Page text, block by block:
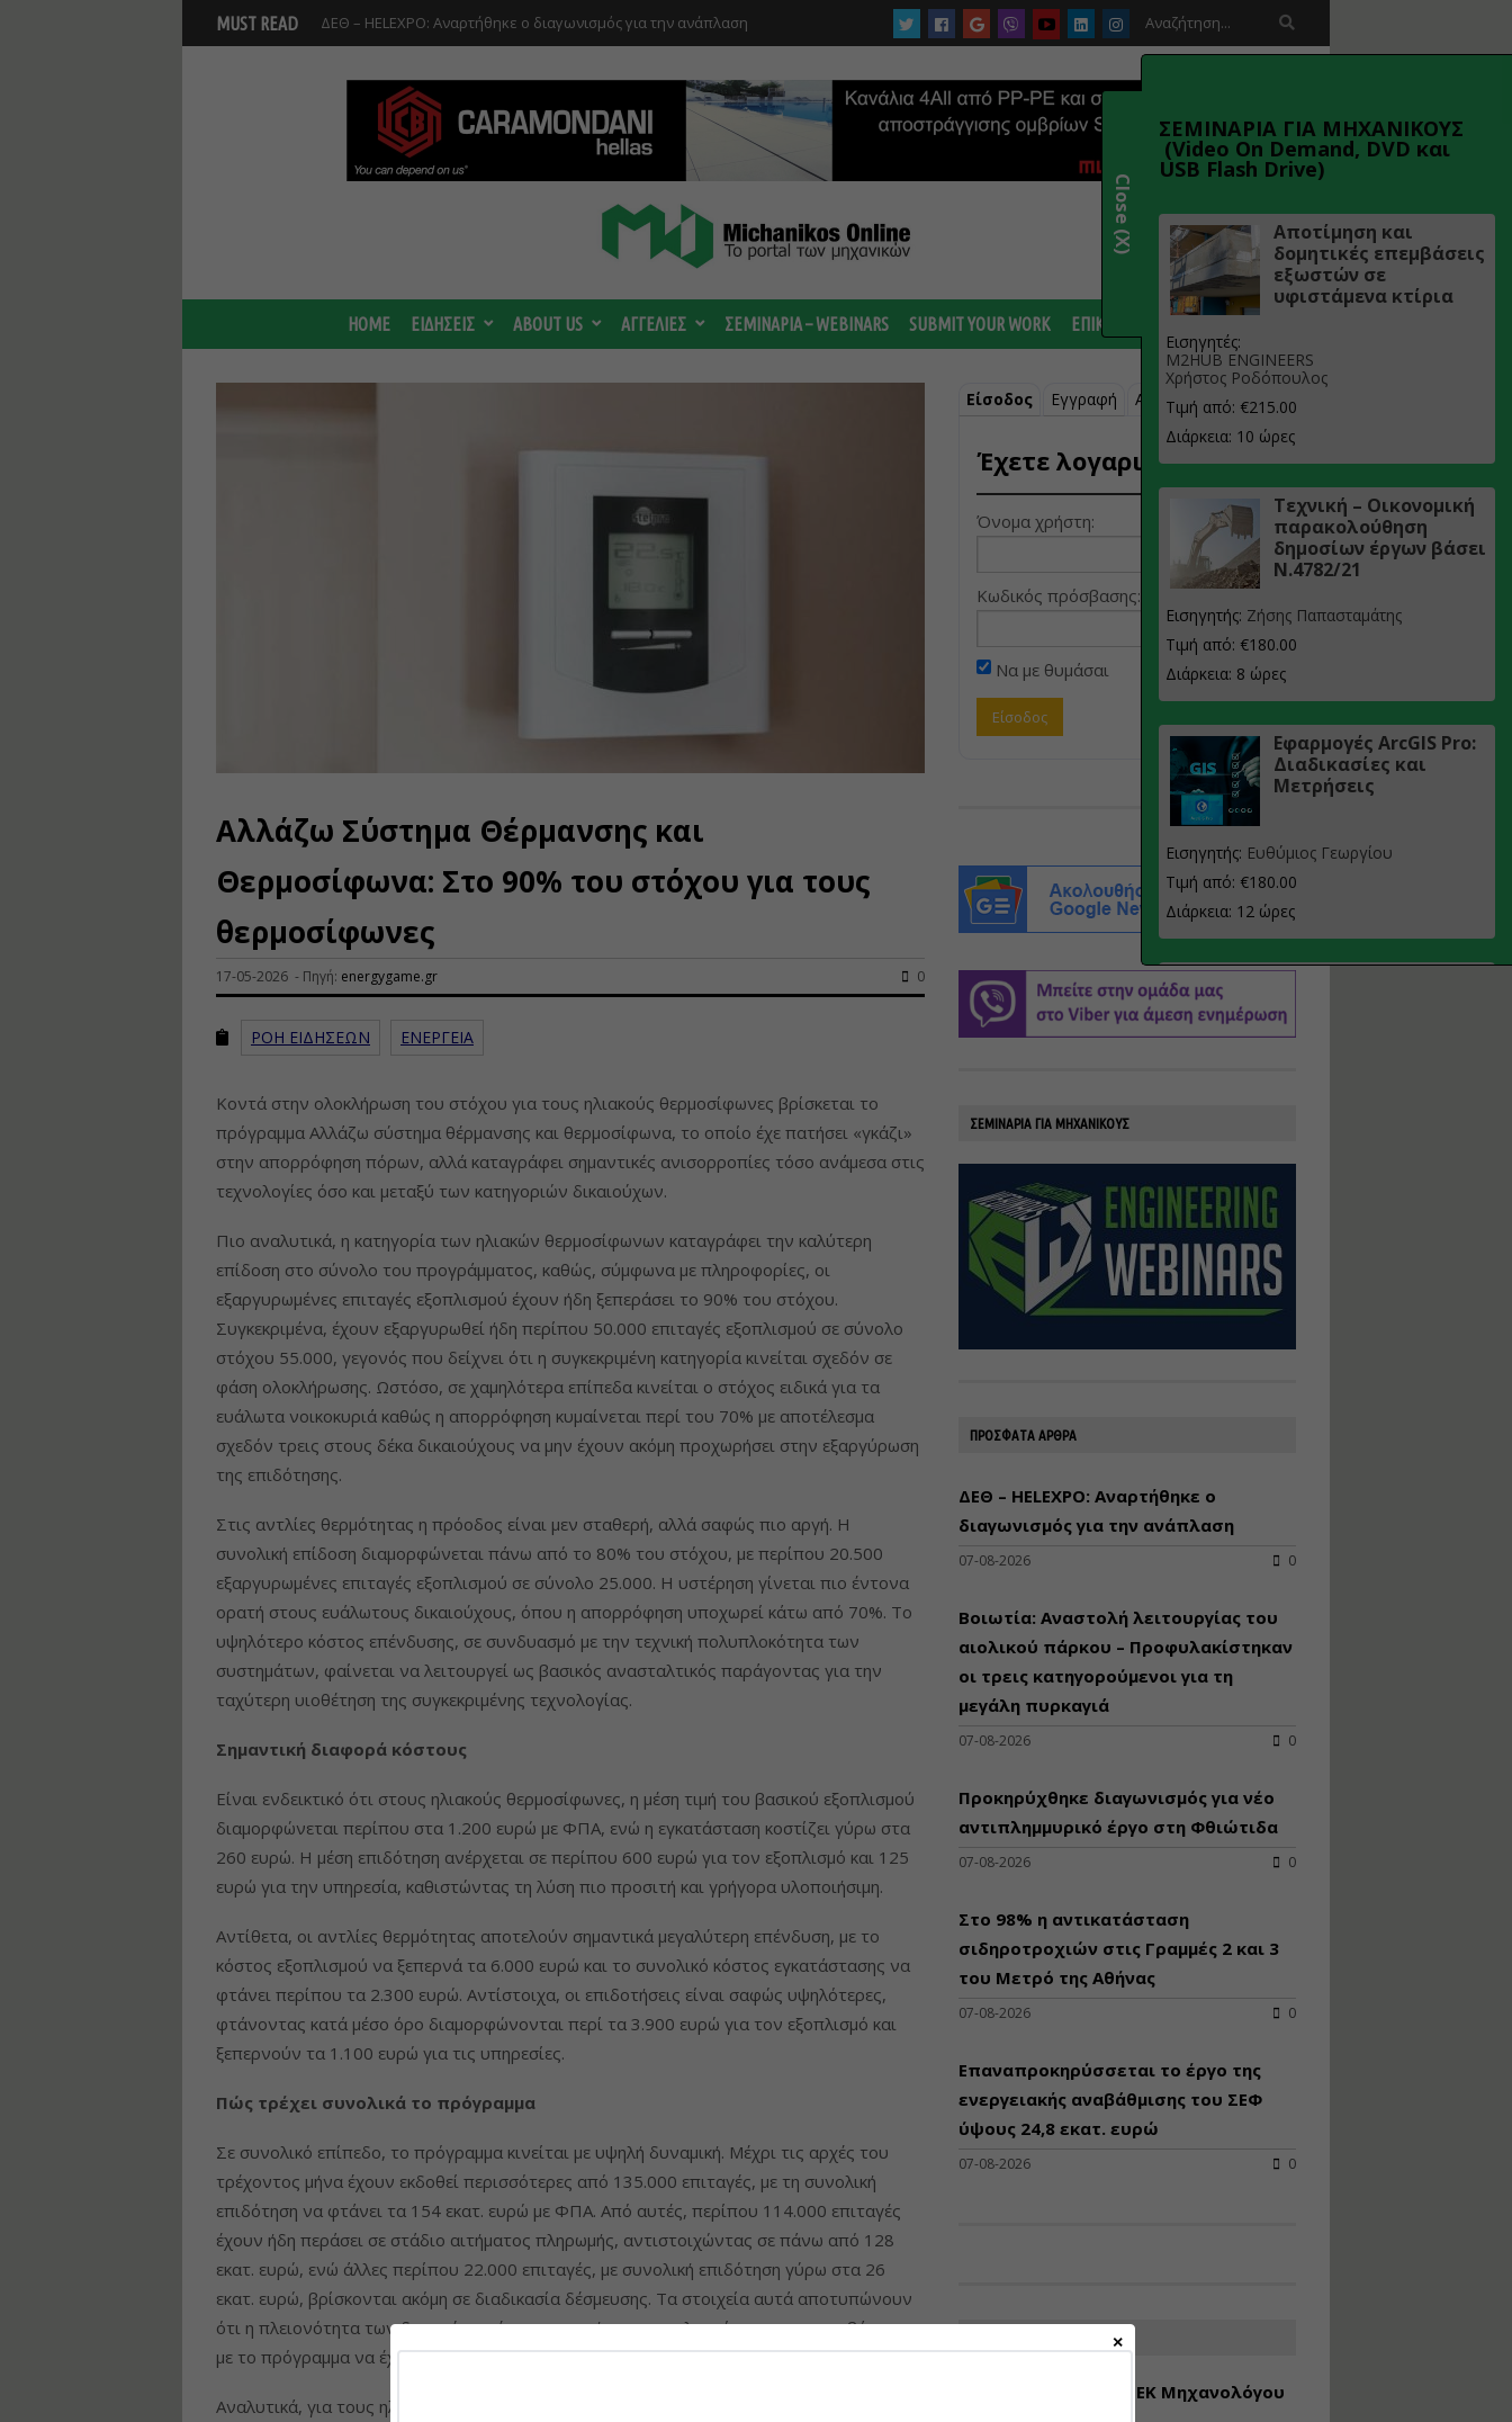
MUST READ ΔΕΘ – HELEXPO: Αναρτήθηκε ο διαγωνισμός για την ανάπλαση
Προφυλακίστηκαν οι τρεις κατηγορούμενοι για τη μεγάλη πυρκαγιά

HOME ΕΙΔΗΣΕΙΣ ABOUT US ΑΓΓΕΛΙΕΣ ΣΕΜΙΝΑΡΙΑ – WEBINARS SUBMIT YOUR WORK ΕΠΙΚΟΙΝΩΝΙΑ
Αλλάζω Σύστημα Θέρμανσης και
Θερμοσίφωνα: Στο 90% του στόχου για τους
θερμοσίφωνες
17-05-2026 - Πηγή: energygame.gr 0
ΡΟΗ ΕΙΔΗΣΕΩΝ ΕΝΕΡΓΕΙΑ
Κοντά στην ολοκλήρωση του στόχου για τους ηλιακούς θερμοσίφωνες βρίσκεται το
πρόγραμμα Αλλάζω σύστημα θέρμανσης και θερμοσίφωνα, το οποίο έχε πατήσει «γκάζι»
στην απορρόφηση πόρων, αλλά καταγράφει σημαντικές ανισορροπίες τόσο ανάμεσα στις
τεχνολογίες όσο και μεταξύ των κατηγοριών δικαιούχων.
Πιο αναλυτικά, η κατηγορία των ηλιακών θερμοσίφωνων καταγράφει την καλύτερη
επίδοση στο σύνολο του προγράμματος, καθώς, σύμφωνα με πληροφορίες, οι
εξαργυρωμένες επιταγές εξοπλισμού έχουν ήδη ξεπεράσει το 90% του στόχου.
Συγκεκριμένα, έχουν εξαργυρωθεί ήδη περίπου 50.000 επιταγές εξοπλισμού σε σύνολο
στόχου 55.000, γεγονός που δείχνει ότι η συγκεκριμένη κατηγορία κινείται σχεδόν σε
φάση ολοκλήρωσης. Ωστόσο, σε χαμηλότερα επίπεδα κινείται ο στόχος ειδικά για τα
ευάλωτα νοικοκυριά καθώς η απορρόφηση κυμαίνεται περί του 70% με αποτέλεσμα
σχεδόν τρεις στους δέκα δικαιούχους να μην έχουν ακόμη προχωρήσει στην εξαργύρωση
της επιδότησης.
Στις αντλίες θερμότητας η πρόοδος είναι μεν σταθερή, αλλά σαφώς πιο αργή. Η
συνολική επίδοση διαμορφώνεται πάνω από το 80% του στόχου, με περίπου 20.500
εξαργυρωμένες επιταγές εξοπλισμού σε σύνολο 25.000. Η υστέρηση γίνεται πιο έντονα
ορατή στους ευάλωτους δικαιούχους, όπου η απορρόφηση υποχωρεί κάτω από 70%. Το
υψηλότερο κόστος επένδυσης, σε συνδυασμό με την τεχνική πολυπλοκότητα των
συστημάτων, φαίνεται να λειτουργεί ως βασικός ανασταλτικός παράγοντας για την
ταχύτερη υιοθέτηση της συγκεκριμένης τεχνολογίας.
Σημαντική διαφορά κόστους
Είναι ενδεικτικό ότι στους ηλιακούς θερμοσίφωνες, η μέση τιμή του βασικού εξοπλισμού
διαμορφώνεται περίπου στα 1.200 ευρώ με ΦΠΑ, ενώ η εγκατάσταση κοστίζει γύρω στα
260 ευρώ. Η μέση επιδότηση ανέρχεται σε περίπου 600 ευρώ για τον εξοπλισμό και 125
ευρώ για την υπηρεσία, καθιστώντας τη λύση πιο προσιτή και γρήγορα υλοποιήσιμη.
Αντίθετα, οι αντλίες θερμότητας αποτελούν σημαντικά μεγαλύτερη επένδυση, με το
κόστος εξοπλισμού να ξεπερνά τα 6.000 ευρώ και το συνολικό κόστος εγκατάστασης να
φτάνει περίπου τα 2.300 ευρώ. Αντίστοιχα, οι επιδοτήσεις είναι σαφώς υψηλότερες,
φτάνοντας κατά μέσο όρο διαμορφώνονται περί τα 3.900 ευρώ για τον εξοπλισμό και
ξεπερνούν τα 1.100 ευρώ για τις υπηρεσίες.
Πώς τρέχει συνολικά το πρόγραμμα
Σε συνολικό επίπεδο, το πρόγραμμα κινείται με υψηλή δυναμική. Μέχρι τις αρχές του
τρέχοντος μήνα έχουν εκδοθεί περισσότερες από 135.000 επιταγές, με τη συνολική
επιδότηση να φτάνει τα 154 εκατ. ευρώ με ΦΠΑ. Από αυτές, περίπου 114.000 επιταγές
έχουν ήδη περάσει σε στάδιο αιτήματος πληρωμής, αντιστοιχώντας σε πάνω από 128
εκατ. ευρώ, ενώ άλλες περίπου 22.000 επιταγές, με συνολική επιδότηση γύρω στα 26
εκατ. ευρώ, βρίσκονται ακόμη σε διαδικασία δέσμευσης. Τα στοιχεία αυτά αποτυπώνουν
ότι η πλειονότητα των δικαιούχων έχει προχωρήσει στην υλοποίηση των παρεμβάσεων,
με το πρόγραμμα να έχει μπει πλέον σε ώριμη φάση εκτέλεσης.
Αναλυτικά, για τους ηλιακούς θερμοσίφωνες, πάνω από 54.000 επιταγές εξοπλισμού και
Είσοδος Εγγραφή Ανάκτηση κωδικού
Έχετε λογαριασμό;
Όνομα χρήστη:
Κωδικός πρόσβασης:
Να με θυμάσαι
ΣΕΜΙΝΑΡΙΑ ΓΙΑ ΜΗΧΑΝΙΚΟΥΣ
ΠΡΟΣΦΑΤΑ ΑΡΘΡΑ
ΔΕΘ – HELEXPO: Αναρτήθηκε ο
διαγωνισμός για την ανάπλαση
07-08-2026 0
Βοιωτία: Αναστολή λειτουργίας του
αιολικού πάρκου – Προφυλακίστηκαν
οι τρεις κατηγορούμενοι για τη
μεγάλη πυρκαγιά
07-08-2026 0
Προκηρύχθηκε διαγωνισμός για νέo
αντιπλημμυρικό έργο στη Φθιώτιδα
07-08-2026 0
Στο 98% η αντικατάσταση
σιδηροτροχιών στις Γραμμές 2 και 3
του Μετρό της Αθήνας
07-08-2026 0
Επαναπροκηρύσσεται το έργο της
ενεργειακής αναβάθμισης του ΣΕΦ
ύψους 24,8 εκατ. ευρώ
07-08-2026 0
Διάθεση Πτυχίου ΜΕΚ Μηχανολόγου
ΣΕΜΙΝΑΡΙΑ ΓΙΑ ΜΗΧΑΝΙΚΟΥΣ
(Video On Demand, DVD και
USB Flash Drive)
Αποτίμηση και
δομητικές επεμβάσεις
εξωστών σε
υφιστάμενα κτίρια
Εισηγητές:
M2HUB ENGINEERS
Χρήστος Ροδόπουλος
Τιμή από: €215.00
Διάρκεια: 10 ώρες
Τεχνική – Οικονομική
παρακολούθηση
δημοσίων έργων βάσει
Ν.4782/21
Εισηγητής: Ζήσης Παπασταμάτης
Τιμή από: €180.00
Διάρκεια: 8 ώρες
Εφαρμογές ArcGIS Pro:
Διαδικασίες και
Μετρήσεις
Εισηγητής: Ευθύμιος Γεωργίου
Τιμή από: €180.00
Διάρκεια: 12 ώρες
υλοποίηση
φωτοβολταϊκών
Τιμή από: €230.00
Διάρκεια: 16 ώρες
Αρχιτεκτονικός
Σχεδιασμός με το
Rhinoceros
υδατοδεξαμενής
Εισηγητής: Χρήστος Ροδόπουλος
Τιμή από: €230.00
Διάρκεια: 14 ώρες
Διαδικασία
κατάταξης
Νικόλαος Σαρούκος
Τιμή από: €145.00
Εισηγήτρια:Αναστασία Μητρακάκη
Close (X)